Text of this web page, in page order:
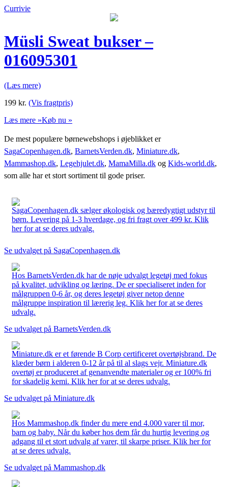
Currivie
Müsli Sweat bukser –
016095301
(Læs mere)
199 kr. (Vis fragtpris)
Læs mere »Køb nu »
De mest populære børnewebshops i øjeblikket er
SagaCopenhagen.dk, BarnetsVerden.dk, Miniature.dk,
Mammashop.dk, Legehjulet.dk, MamaMilla.dk og Kids-world.dk,
som alle har et stort sortiment til gode priser.
SagaCopenhagen.dk sælger økologisk og bæredygtigt udstyr til
børn. Levering på 1-3 hverdage, og fri fragt over 499 kr. Klik
her for at se deres udvalg.
Se udvalget på SagaCopenhagen.dk
Hos BarnetsVerden.dk har de nøje udvalgt legetøj med fokus
på kvalitet, udvikling og læring. De er specialiseret inden for
målgruppen 0-6 år, og deres legetøj giver netop denne
målgruppe inspiration til lærerig leg. Klik her for at se deres
udvalg.
Se udvalget på BarnetsVerden.dk
Miniature.dk er et førende B Corp certificeret overtøjsbrand. De
klæder børn i alderen 0-12 år på til al slags vejr. Miniature.dk
overtøj er produceret af genanvendte materialer og er 100% fri
for skadelig kemi. Klik her for at se deres udvalg.
Se udvalget på Miniature.dk
Hos Mammashop.dk finder du mere end 4.000 varer til mor,
barn og baby. Når du køber hos dem får du hurtig levering og
adgang til et stort udvalg af varer, til skarpe priser. Klik her for
at se deres udvalg.
Se udvalget på Mammashop.dk